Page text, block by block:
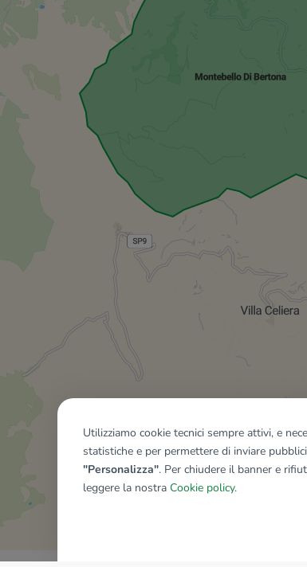
Mostra tutti gli
Utilizziamo cookie tecnici sempre attivi, e
statistiche e per permettere di inviare
"Personalizza". Per chiudere il banner e
leggere la nostra Cookie policy.